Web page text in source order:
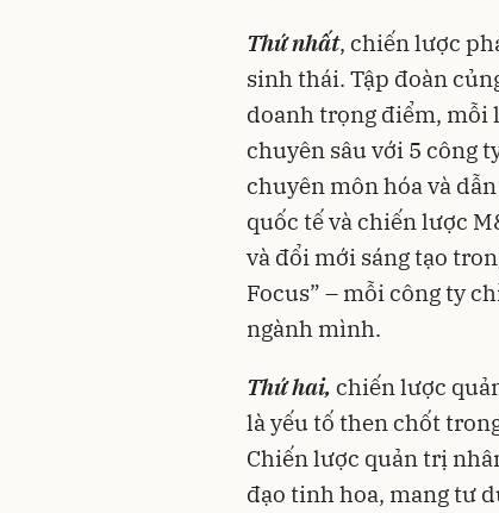
Thứ nhất, chiến lược
sinh thái. Tập đoàn
doanh trọng điểm, mỗi
chuyên sâu với 5 công
chuyên môn hóa và
quốc tế và chiến lược
và đổi mới sáng tạo
Focus” – mỗi công ty
ngành mình.
Thứ hai, chiến lược
là yếu tố then chốt
Chiến lược quản trị
đạo tinh hoa, mang tư